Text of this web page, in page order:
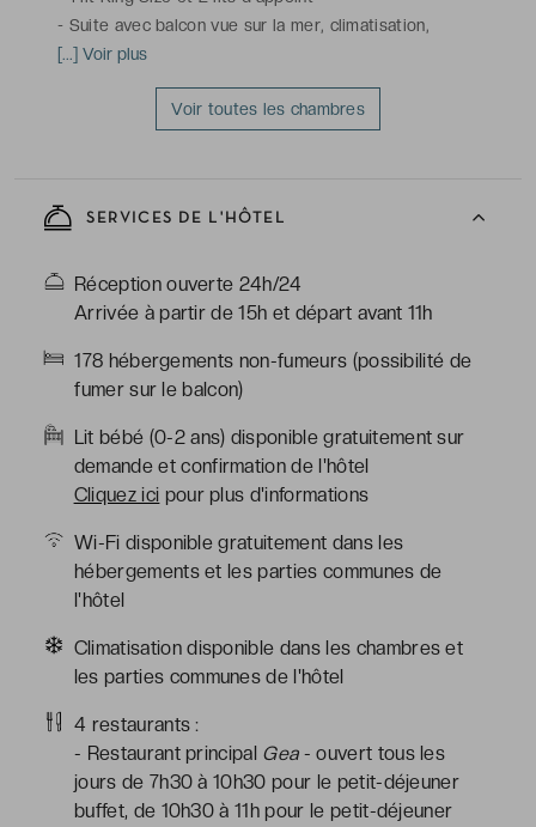
- Suite avec balcon vue sur la mer, climatisation,
télévision à écran plat avec chaînes satellite, bouilloire
téléphone, Wi-Fi
[...] Voir plus
Voir toutes les chambres
SERVICES DE L'HÔTEL
Réception ouverte 24h/24
Arrivée à partir de 15h et départ avant 11h
178 hébergements non-fumeurs (possibilité de
fumer sur le balcon)
Lit bébé (0-2 ans) disponible gratuitement sur
demande et confirmation de l'hôtel
Cliquez ici pour plus d'informations
Wi-Fi disponible gratuitement dans les
hébergements et les parties communes de
l'hôtel
Climatisation disponible dans les chambres et
les parties communes de l'hôtel
4 restaurants :
- Restaurant principal Gea- ouvert tous les
jours de 7h30 à 10h30 pour le petit-déjeuner
buffet, de 10h30 à 11h pour le petit-déjeuner